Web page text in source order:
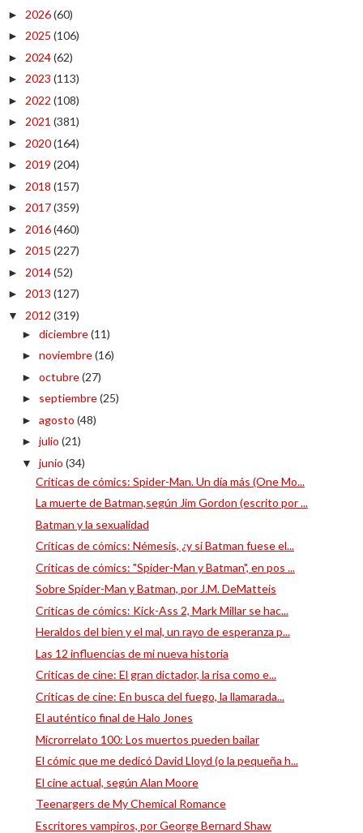
► 2026(60)
► 2025 (106)
► 2024(62)
► 2023 (113)
► 2022 (108)
► 2021 (381)
► 2020(164)
► 2019 (204)
► 2018 (157)
► 2017(359)
► 2016(460)
► 2015 (227)
► 2014(52)
► 2013 (127)
▼ 2012 (319)
► diciembre(11)
► noviembre(16)
► octubre(27)
► septiembre(25)
► agosto (48)
► julio (21)
▼ junio (34)
Críticas de cómics: Spider-Man. Un día más (One Mo...
La muerte de Batman,según Jim Gordon (escrito por ...
Batman y la sexualidad
Críticas de cómics: Némesis, ¿y si Batman fuese el...
Críticas de cómics: "Spider-Man y Batman", en pos ...
Sobre Spider-Man y Batman, por J.M. DeMatteis
Críticas de cómics: Kick-Ass 2, Mark Millar se hac...
Heraldos del bien y el mal, un rayo de esperanza p...
Las 12 influencias de mi nueva historia
Críticas de cine: El gran dictador, la risa como e...
Críticas de cine: En busca del fuego, la llamarada...
El auténtico final de Halo Jones
Microrrelato 100: Los muertos pueden bailar
El cómic que me dedicó David Lloyd (o la pequeña h...
El cine actual, según Alan Moore
Teenargers de My Chemical Romance
Escritores vampiros, por George Bernard Shaw